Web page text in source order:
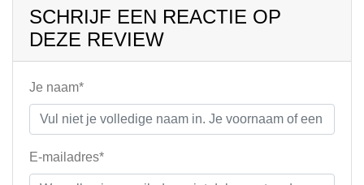
SCHRIJF EEN REACTIE OP
DEZE REVIEW
Je naam*
E-mailadres*